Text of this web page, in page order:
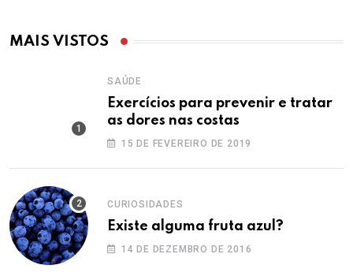
MAIS VISTOS
SAÚDE
Exercícios para prevenir e tratar
as dores nas costas
15 DE FEVEREIRO DE 2019
CURIOSIDADES
Existe alguma fruta azul?
14 DE DEZEMBRO DE 2016